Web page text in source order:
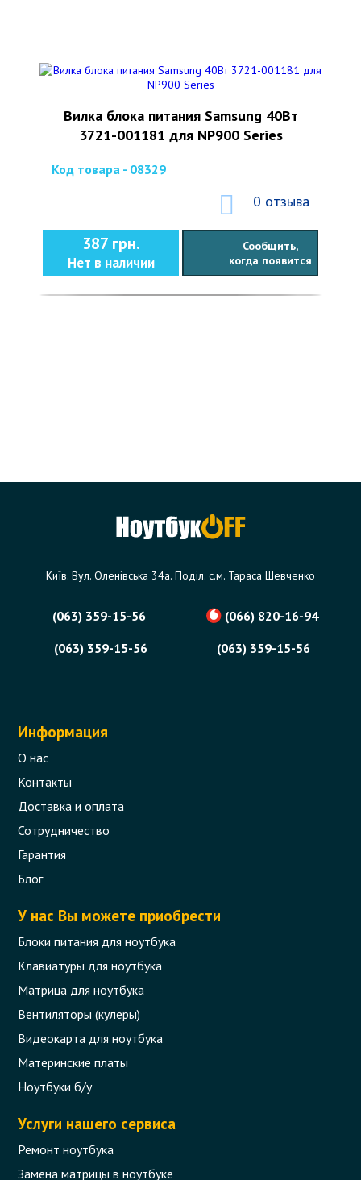
Вилка блока питания Samsung 40Вт
3721-001181 для NP900 Series
Код товара - 08329
0 отзыва
387 грн.
Нет в наличии
Сообщить,
когда появится
Київ. Вул. Оленівська 34а. Поділ. с.м. Тараса Шевченко
(063) 359-15-56
(066) 820-16-94
(063) 359-15-56
(063) 359-15-56
Информация
О нас
Контакты
Доставка и оплата
Сотрудничество
Гарантия
Блог
У нас Вы можете приобрести
Блоки питания для ноутбука
Клавиатуры для ноутбука
Матрица для ноутбука
Вентиляторы (кулеры)
Видеокарта для ноутбука
Материнские платы
Ноутбуки б/у
Услуги нашего сервиса
Ремонт ноутбука
Замена матрицы в ноутбуке